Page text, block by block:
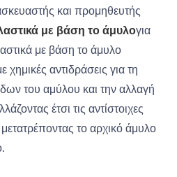
και προμηθευτής
με βάση το άμυλογια
με βάση το άμυλο
αντιδράσεις για τη
του αμύλου και την αλλαγή
έτσι τις αντίστοιχες
το αρχικό άμυλο